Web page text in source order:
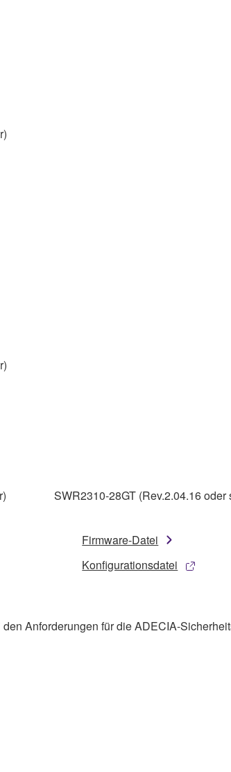
SWR2310-28GT (Rev.2.04.16 oder
Firmware-Datei
Konfigurationsdatei
Anforderungen für die ADECIA-